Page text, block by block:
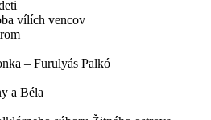
vílích vencov
– Furulyás Palkó
a Béla